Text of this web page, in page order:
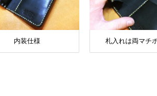
内装仕様 札入れは両マチ